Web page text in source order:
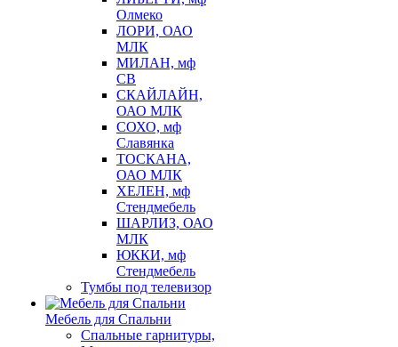
Олмеко
ЛОРИ, ОАО
МЛК
МИЛАН, мф
СВ
СКАЙЛАЙН,
ОАО МЛК
СОХО, мф
Славянка
ТОСКАНА,
ОАО МЛК
ХЕЛЕН, мф
Стендмебель
ШАРЛИЗ, ОАО
МЛК
ЮККИ, мф
Стендмебель
Тумбы под телевизор
Мебель для Спальни
Спальные гарнитуры,